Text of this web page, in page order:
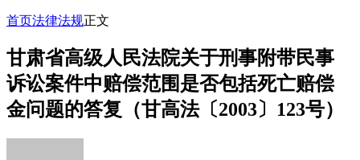
首页法律法规正文
甘肃省高级人民法院关于刑事附带民事
诉讼案件中赔偿范围是否包括死亡赔偿
金问题的答复（甘高法〔2003〕123号）